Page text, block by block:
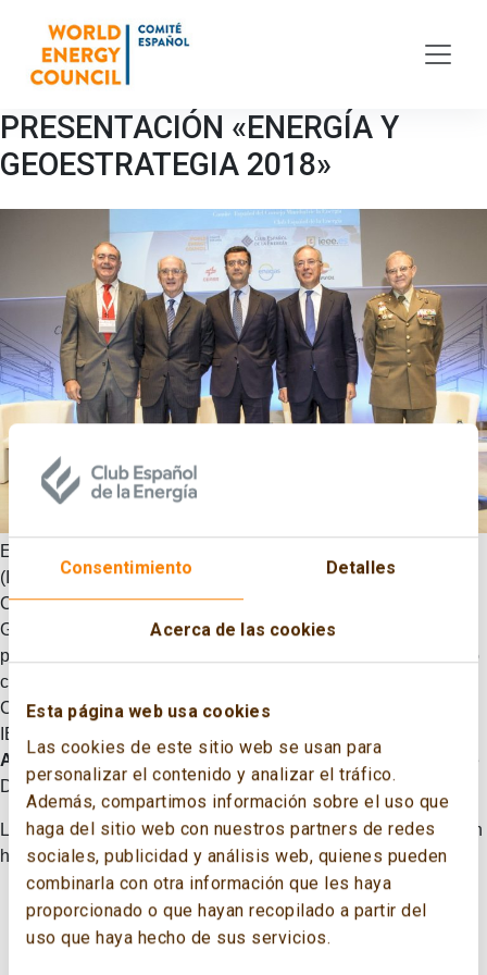
Consentimiento Detalles
Acerca de las cookies
Esta página web usa cookies
Las cookies de este sitio web se usan para
personalizar el contenido y analizar el tráfico.
Además, compartimos información sobre el uso que
haga del sitio web con nuestros partners de redes
sociales, publicidad y análisis web, quienes pueden
combinarla con otra información que les haya
proporcionado o que hayan recopilado a partir del
uso que haya hecho de sus servicios.
PRESENTACIÓN «ENERGÍA Y
GEOESTRATEGIA 2018»
El CECME y el Instituto Español de Estudios Estratégicos
(IEEE) presentaron el 29 de mayo de 2018 en el auditorio de
Campus Repsol, la 5ª edición de la publicación «Energía y
Geoestrategia». El evento, al que han asistido unos 400
profesionales de los sectores de la defensa y la energía, contó
con las intervenciones de
CECME),Miguel Ángel Ballesteros
IEEE),
Antonio Brufau (presidente de Repsol), y el Subsecretario de
Defensa,Arturo Romaní.
Los contenidos que se han desarrollado en esta quinta edición
han sido:
Introducción. Claudio Aranzadi
Entrevista con el Comisario de Acción por el Clima y
Energía D. Miguel Arias Cañete